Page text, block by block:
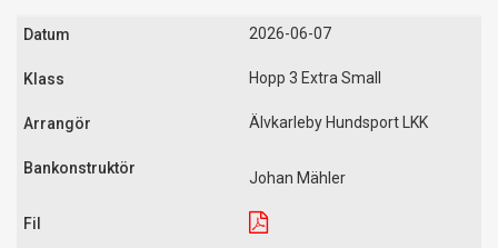
2026-06-07
Hopp 3 Extra Small
Älvkarleby Hundsport LKK
Johan Mähler